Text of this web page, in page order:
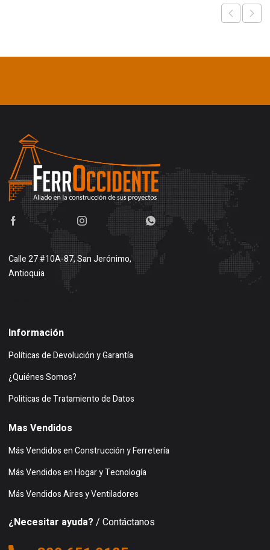
Calle 27 #10A-87, San Jerónimo,
Antioquia
Información
Políticas de Devolución y Garantía
¿Quiénes Somos?
Politicas de Tratamiento de Datos
Mas Vendidos
Más Vendidos en Construcción y Ferretería
Más Vendidos en Hogar y Tecnología
Más Vendidos Aires y Ventiladores
¿Necesitar ayuda? / Contáctanos